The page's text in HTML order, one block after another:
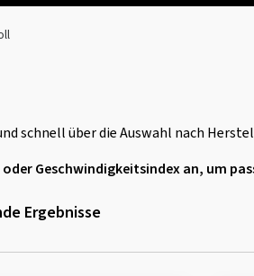
schnell über die Auswahl nach
Geschwindigkeitsindex an, um
Ergebnisse